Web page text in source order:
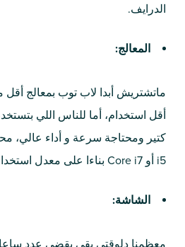
الدرايف.
المعالج:
أقل استخدام، أما للناس اللي
i5 أو Core i7 بناءا على معدل استخدامهم.
الشاشة:
معظمنا دلوقتي بقى يقضي عدد